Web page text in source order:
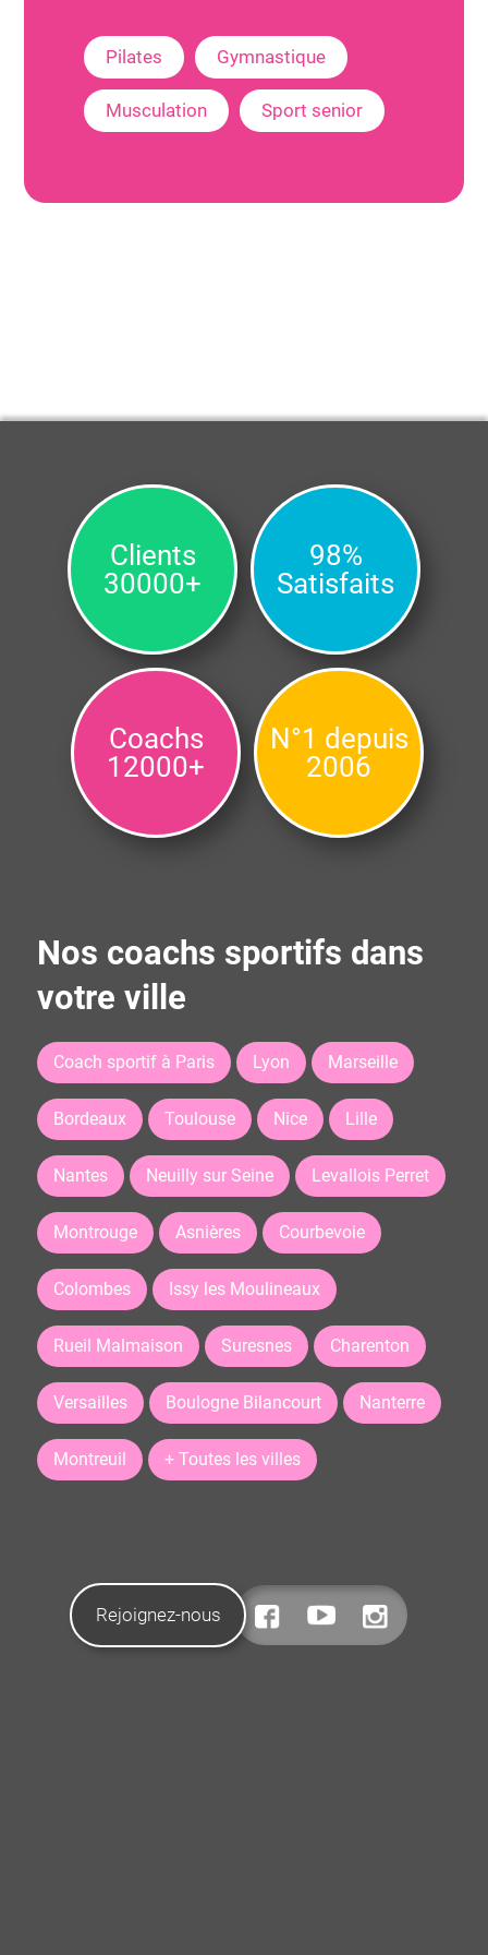
Pilates Gymnastique
Musculation Sport senior
Clients
30000+
98%
Satisfaits
Coachs
12000+
N°1 depuis
2006
Nos coachs sportifs dans
votre ville
Coach sportif à Paris Lyon Marseille
Bordeaux Toulouse Nice Lille
Nantes Neuilly sur Seine Levallois Perret
Montrouge Asnières Courbevoie
Colombes Issy les Moulineaux
Rueil Malmaison Suresnes Charenton
Versailles Boulogne Bilancourt Nanterre
Montreuil + Toutes les villes
Rejoignez-nous